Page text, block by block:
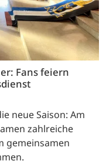
Fans feiern
neue Saison: Am
zahlreiche
gemeinsamen